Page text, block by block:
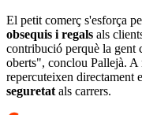
El petit comerç s'esforça
obsequis i regals als
contribució perquè la gent
oberts", conclou Pallejà. A
repercuteixen directament
seguretat als carrers.